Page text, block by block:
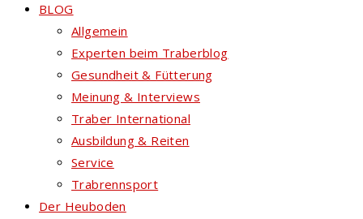
BLOG
Allgemein
Experten beim Traberblog
Gesundheit & Fütterung
Meinung & Interviews
Traber International
Ausbildung & Reiten
Service
Trabrennsport
Der Heuboden